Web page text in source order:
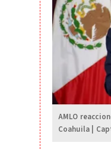
AMLO
Coahuila |